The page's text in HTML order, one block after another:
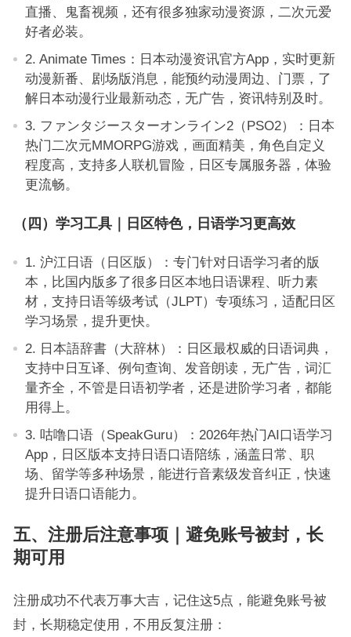
直播、鬼畜视频，还有很多独家动漫资源，二次元爱
好者必装。
2. Animate Times：日本动漫资讯官方App，实时更新
动漫新番、剧场版消息，能预约动漫周边、门票，了
解日本动漫行业最新动态，无广告，资讯特别及时。
3. ファンタジースターオンライン2（PSO2）：日本
热门二次元MMORPG游戏，画面精美，角色自定义
程度高，支持多人联机冒险，日区专属服务器，体验
更流畅。
（四）学习工具｜日区特色，日语学习更高效
1. 沪江日语（日区版）：专门针对日语学习者的版
本，比国内版多了很多日区本地日语课程、听力素
材，支持日语等级考试（JLPT）专项练习，适配日区
学习场景，提升更快。
2. 日本語辞書（大辞林）：日区最权威的日语词典，
支持中日互译、例句查询、发音朗读，无广告，词汇
量齐全，不管是日语初学者，还是进阶学习者，都能
用得上。
3. 咕噜口语（SpeakGuru）：2026年热门AI口语学习
App，日区版本支持日语口语陪练，涵盖日常、职
场、留学等多种场景，能进行音素级发音纠正，快速
提升日语口语能力。
五、注册后注意事项｜避免账号被封，长
期可用
注册成功不代表万事大吉，记住这5点，能避免账号被
封，长期稳定使用，不用反复注册：